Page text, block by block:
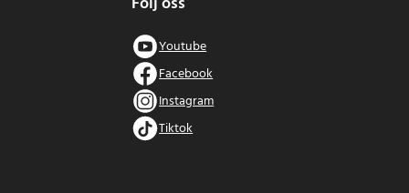
Youtube
Facebook
Instagram
Tiktok